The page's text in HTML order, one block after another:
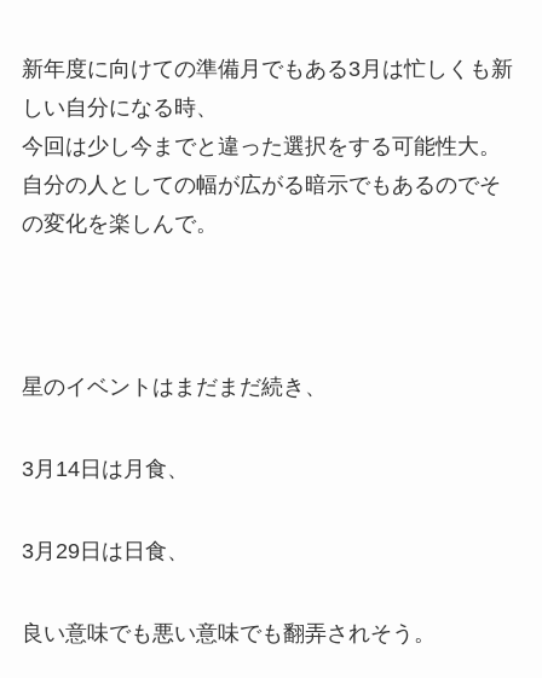
新年度に向けての準備月でもある3月は忙しくも新
しい自分になる時、
今回は少し今までと違った選択をする可能性大。
自分の人としての幅が広がる暗示でもあるのでそ
の変化を楽しんで。
星のイベントはまだまだ続き、
3月14日は月食、
3月29日は日食、
良い意味でも悪い意味でも翻弄されそう。